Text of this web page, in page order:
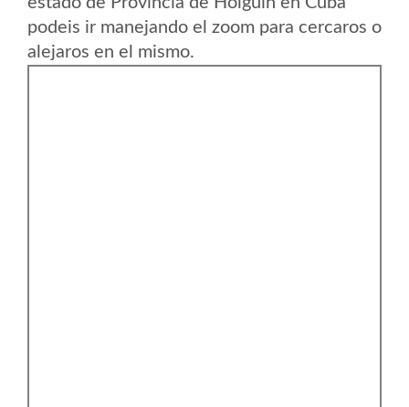
podeis ir manejando el zoom para cercaros o
alejaros en el mismo.